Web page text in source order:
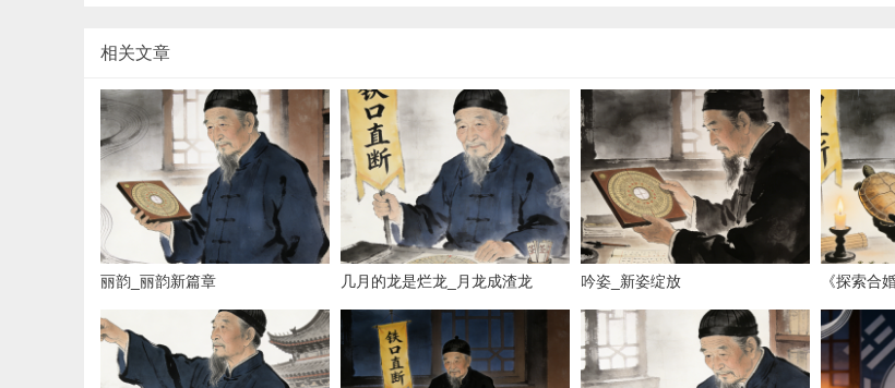
相关文章
丽韵_丽韵新篇章 几月的龙是烂龙_月龙成渣龙 吟姿_新姿绽放
《探索合
解读》